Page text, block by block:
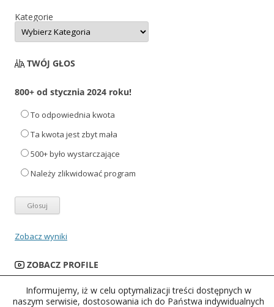
Kategorie
TWÓJ GŁOS
800+ od stycznia 2024 roku!
To odpowiednia kwota
Ta kwota jest zbyt mała
500+ było wystarczające
Należy zlikwidować program
Zobacz wyniki
ZOBACZ PROFILE
Informujemy, iż w celu optymalizacji treści dostępnych w
naszym serwisie, dostosowania ich do Państwa indywidualnych